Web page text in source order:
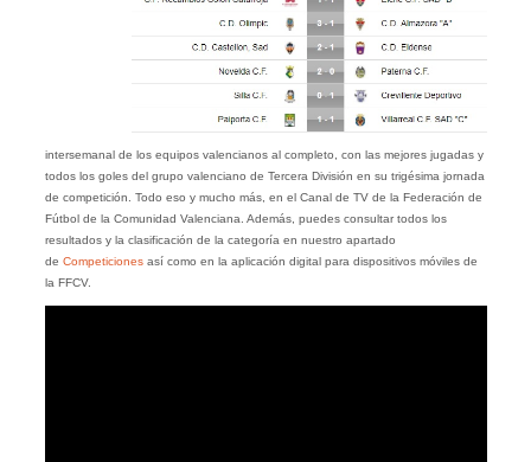
intersemanal de los equipos valencianos al completo, con las mejores jugadas y
todos los goles del grupo valenciano de Tercera División en su trigésima jornada
de competición. Todo eso y mucho más, en el Canal de TV de la Federación de
Fútbol de la Comunidad Valenciana. Además, puedes consultar todos los
resultados y la clasificación de la categoría en nuestro apartado
de Competicionesasí como en la aplicación digital para dispositivos móviles de
la FFCV.